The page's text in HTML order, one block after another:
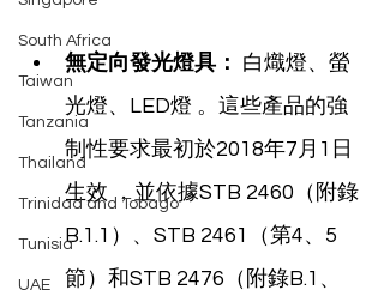
South Africa
Taiwan
Tanzania
Thailand
Trinidad and Tobago
Tunisia
UAE
無定向發光燈具：
白熾燈、螢
光燈、LED燈 。這些產品的強
制性要求最初於2018年7月1日
生效 ，並依據STB 2460（附錄
B.1.1）、STB 2461（第4、5
節）和STB 2476（附錄B.1、